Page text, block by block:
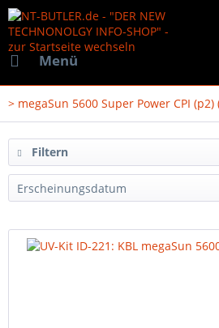
Menü
> megaSun 5600 Super Power CPI (p2)
Filtern